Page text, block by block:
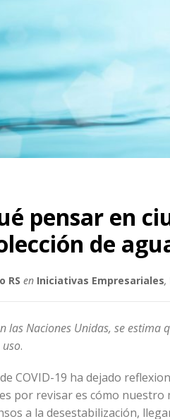
pensar en
de
RS en Iniciativas Empresariales,
las Naciones Unidas, se
.
COVID-19 ha dejado
por revisar es cómo
a la desestabilización,